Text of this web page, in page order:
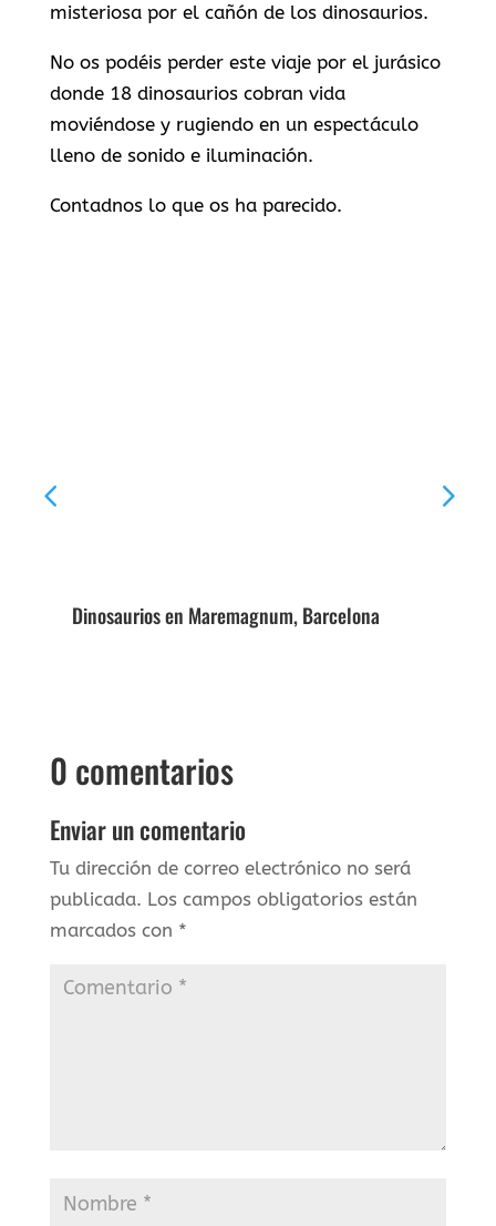
misteriosa por el cañón de los dinosaurios.
No os podéis perder este viaje por el jurásico
donde 18 dinosaurios cobran vida
moviéndose y rugiendo en un espectáculo
lleno de sonido e iluminación.
Contadnos lo que os ha parecido.
Dinosaurios en Maremagnum, Barcelona
0 comentarios
Enviar un comentario
Tu dirección de correo electrónico no será
publicada. Los campos obligatorios están
marcados con *